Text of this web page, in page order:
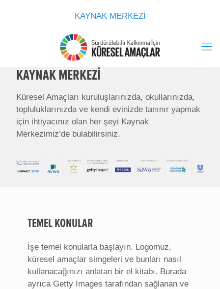
KAYNAK MERKEZİ
KAYNAK MERKEZİ
Küresel Amaçları kuruluşlarınızda, okullarınızda,
topluluklarınızda ve kendi evinizde tanınır yapmak
için ihtiyacınız olan her şeyi Kaynak
Merkezimiz’de bulabilirsiniz.
TEMEL KONULAR
İşe temel konularla başlayın. Logomuz,
küresel amaçlar simgeleri ve bunları nasıl
kullanacağınızı anlatan bir el kitabı. Burada
ayrıca Getty Images tarafından sağlanan ve